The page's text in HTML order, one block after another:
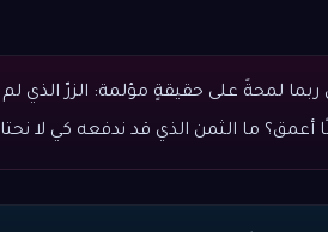
لمحةً على حقيقةٍ مؤلمة: الزرّ الذي
ما الثمن الذي قد ندفعه كي لا نحتاج